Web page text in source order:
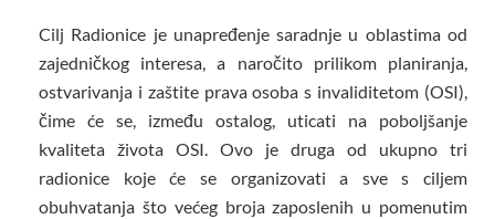
Cilj Radionice je unapređenje saradnje u oblastima od
zajedničkog interesa, a naročito prilikom planiranja,
ostvarivanja i zaštite prava osoba s invaliditetom (OSI),
čime će se, između ostalog, uticati na poboljšanje
kvaliteta života OSI. Ovo je druga od ukupno tri
radionice koje će se organizovati a sve s ciljem
obuhvatanja što većeg broja zaposlenih u pomenutim